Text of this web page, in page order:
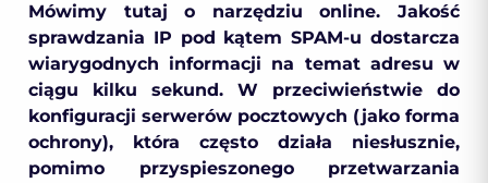
Mówimy tutaj o narzędziu online. Jakość
sprawdzania IP pod kątem SPAM-u dostarcza
wiarygodnych informacji na temat adresu w
ciągu kilku sekund. W przeciwieństwie do
konfiguracji serwerów pocztowych (jako forma
ochrony), która często działa niesłusznie,
pomimo przyspieszonego przetwarzania